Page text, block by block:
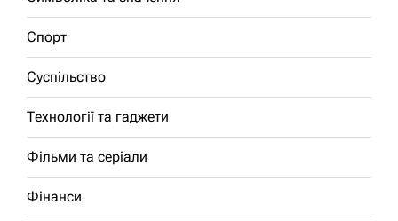
Спорт
Суспільство
Технології та гаджети
Фільми та серіали
Фінанси